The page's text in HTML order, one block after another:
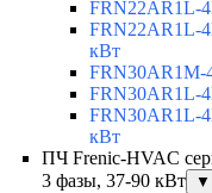
FRN22AR1L-
FRN22AR1L-
кВт
FRN30AR1M-
FRN30AR1L-
FRN30AR1L-
кВт
ПЧ Frenic-HVAC
3 фазы, 37-90 кВт
▼